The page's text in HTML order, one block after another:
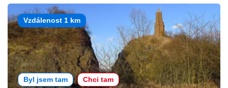
Vzdálenost 1 km
Byl jsem tam Chci tam